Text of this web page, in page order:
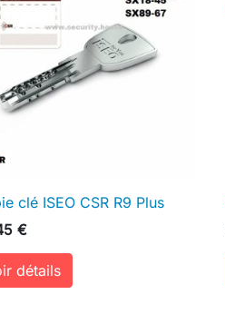
 Aperçu rapide
clé ISEO CSR R9 Plus
€
détails